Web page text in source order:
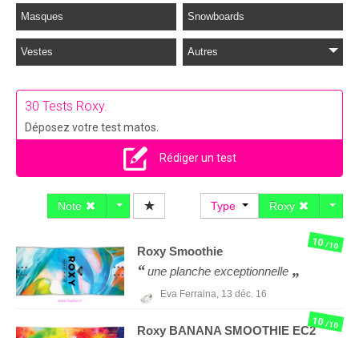
Masques Snowboards
Vestes Autres
30 Tests Roxy.
Déposez votre test matos.
Rédiger un test
Note Roxy
Type
Roxy Smoothie
une planche exceptionnelle
Eva Ferraina, 13 déc. 16
10/10
Roxy BANANA SMOOTHIE EC2
10/10